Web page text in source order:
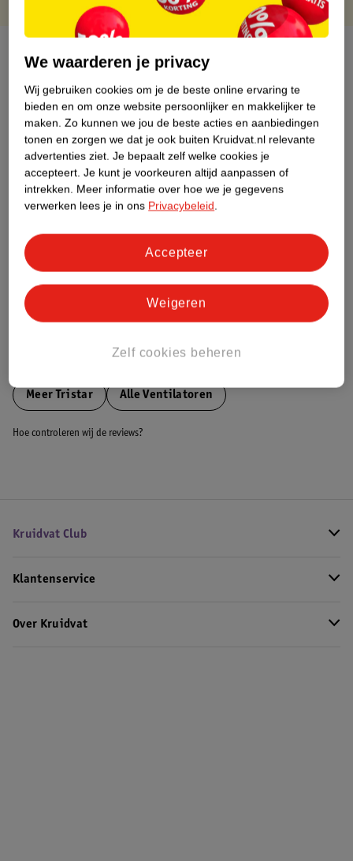
Over dit product
Productinformatie
Etiketinformatie
Nature Impact Score
Dit product heeft (nog) geen Nature
Meer informatie
Bestel & Bezorginformatie
MeerTristar Alle Ventilatoren
Hoe controleren wij de reviews?
Kruidvat Club
Klantenservice
Over Kruidvat
We waarderen je privacy
Wij gebruiken cookies om je de beste online ervaring te
bieden en om onze website persoonlijker en makkelijker te
maken. Zo kunnen we jou de beste acties en aanbiedingen
tonen en zorgen we dat je ook buiten Kruidvat.nl relevante
advertenties ziet. Je bepaalt zelf welke cookies je
accepteert. Je kunt je voorkeuren altijd aanpassen of
intrekken. Meer informatie over hoe we je gegevens
verwerken lees je in ons Privacybeleid.
Zelf cookies beheren
Weigeren
Accepteer